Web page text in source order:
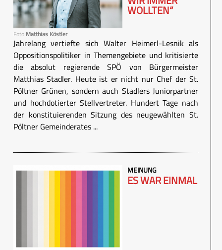
Foto Matthias Köstler
WOLLTEN“
Jahrelang vertiefte sich Walter Heimerl-Lesnik als
Oppositionspolitiker in Themengebiete und kritisierte
die absolut regierende SPÖ von Bürgermeister
Matthias Stadler. Heute ist er nicht nur Chef der St.
Pöltner Grünen, sondern auch Stadlers Juniorpartner
und hochdotierter Stellvertreter. Hundert Tage nach
der konstituierenden Sitzung des neugewählten St.
Pöltner Gemeinderates ...
MEINUNG
ES WAR EINMAL